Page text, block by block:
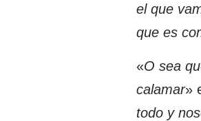
el que
que es
«O sea
calamar»
todo y